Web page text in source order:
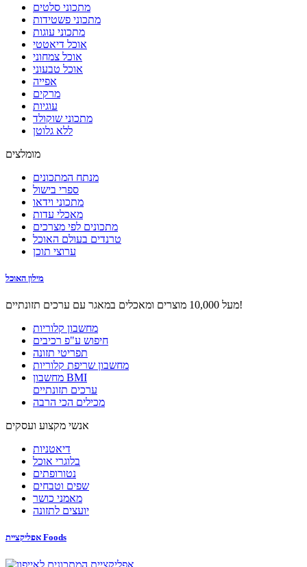
מתכוני סלטים
מתכוני פשטידות
מתכוני עוגות
אוכל דיאטטי
אוכל צמחוני
אוכל טבעוני
אפייה
מרקים
עוגיות
מתכוני שוקולד
ללא גלוטן
מומלצים
מנתח המתכונים
ספרי בישול
מתכוני וידאו
מאכלי עדות
מתכונים לפי מצרכים
טרנדים בעולם האוכל
ערוצי תוכן
מילון האוכל
מעל 10,000 מוצרים ומאכלים במאגר עם ערכים תזונתיים!
מחשבון קלוריות
חיפוש ע"פ רכיבים
תפריטי תזונה
מחשבון שריפת קלוריות
מחשבון BMI
ערכים תזונתיים
מכילים הכי הרבה
אנשי מקצוע ועסקים
דיאטניות
בלוגרי אוכל
נטורופתים
שפים וטבחים
מאמני כושר
יועצים לתזונה
אפליקציית Foods